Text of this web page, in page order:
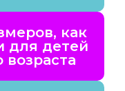
как
для детей
возраста